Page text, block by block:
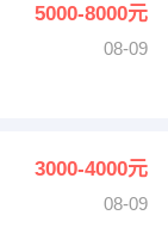
5000-8000元
08-09
3000-4000元
08-09